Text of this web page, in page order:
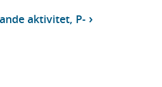
aktivitet, P-